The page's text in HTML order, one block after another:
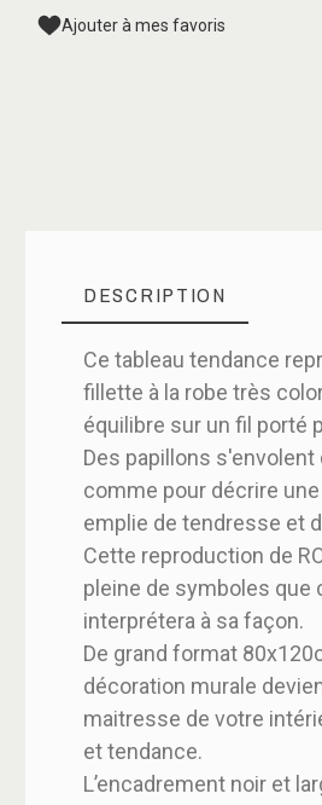
Ajouter à mes favoris
DESCRIPTION
Ce tableau tendance
fillette à la robe très
équilibre sur un fil porté
Des papillons s'envolent
comme pour décrire
emplie de tendresse et
Cette reproduction de
pleine de symboles que
interprétera à sa façon.
De grand format
décoration murale
maitresse de votre
et tendance.
L’encadrement noir et